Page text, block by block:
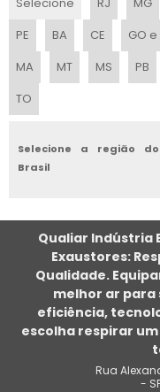
CLIMATIZADOR DE TETO
CLIMATIZADOR PORTÁTIL
SISTEMA DE
CLIMATIZADOR
CLIMATIZADOR DE
CLIMATIZADOR COM
PROJETO DE
CLIMATIZADOR
CLIMATIZAÇÃO AMBIENTE
PE
BA CE GO e
MA
MT MS PB
TO
Selecione a região do
Brasil
Qualiar Indústria
Exaustores:
Qualidade.
melhor ar para
eficiência,
escolha respirar
Rua
-